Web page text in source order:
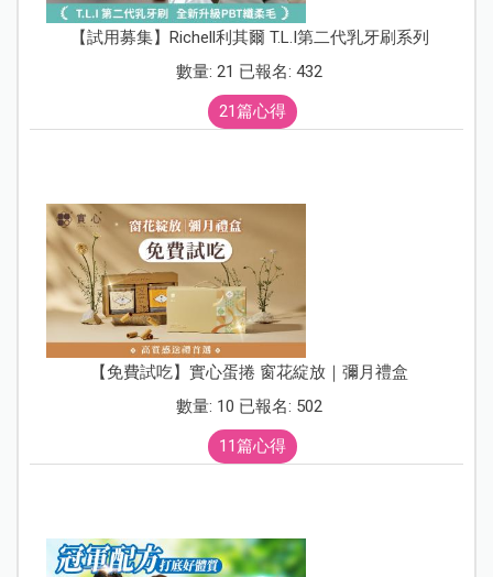
【試用募集】Richell利其爾 T.L.I第二代乳牙刷系列
數量: 21 已報名: 432
21篇心得
【免費試吃】實心蛋捲 窗花綻放｜彌月禮盒
數量: 10 已報名: 502
11篇心得